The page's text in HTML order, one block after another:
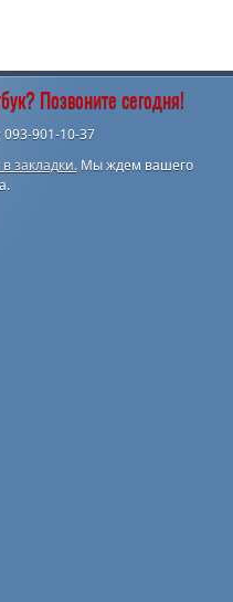
Позвоните сегодня!
093-901-10-37
закладки.Мы ждем вашего